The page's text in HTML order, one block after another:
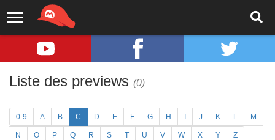
Liste des previews (0)
0-9 A B C D E F G H J K L M
N O P Q R S T U V W X Y Z